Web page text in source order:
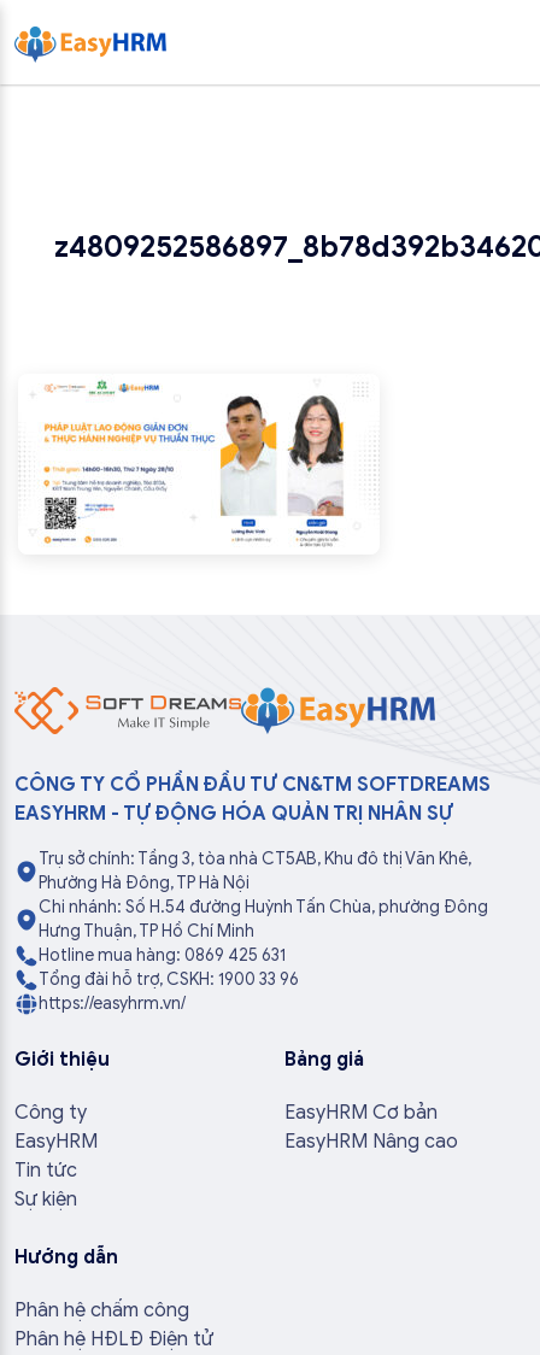
CÔNG TY CỔ PHẦN ĐẦU TƯ CN&TM SOFTDREAMS
EASYHRM - TỰ ĐỘNG HÓA QUẢN TRỊ NHÂN SỰ
Trụ sở chính: Tầng 3, tòa nhà CT5AB, Khu đô thị Văn Khê,
Phường Hà Đông, TP Hà Nội
Chi nhánh: Số H.54 đường Huỳnh Tấn Chùa, phường Đông
Hưng Thuận, TP Hồ Chí Minh
Hotline mua hàng: 0869 425 631
Tổng đài hỗ trợ, CSKH: 1900 33 96
https://easyhrm.vn/
Giới thiệu
Công ty
EasyHRM
Tin tức
Sự kiện
Bảng giá
EasyHRM Cơ bản
EasyHRM Nâng cao
Hướng dẫn
Phân hệ chấm công
Phân hệ HĐLĐ Điện tử